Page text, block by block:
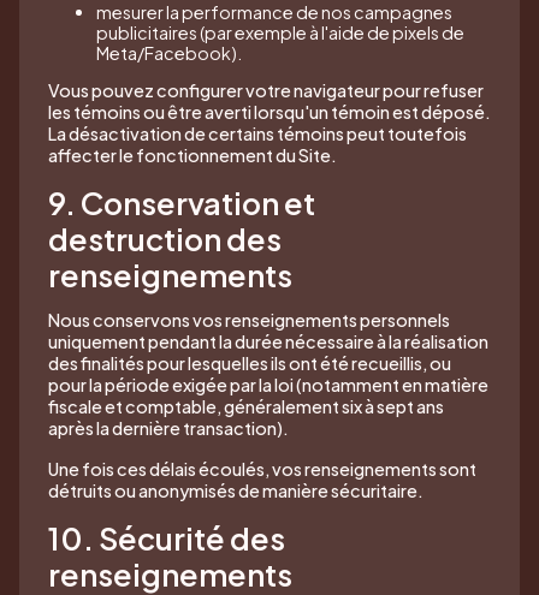
mesurer la performance de nos campagnes
publicitaires (par exemple à l'aide de pixels de
Meta/Facebook).
Vous pouvez configurer votre navigateur pour refuser
les témoins ou être averti lorsqu'un témoin est déposé.
La désactivation de certains témoins peut toutefois
affecter le fonctionnement du Site.
9. Conservation et
destruction des
renseignements
Nous conservons vos renseignements personnels
uniquement pendant la durée nécessaire à la réalisation
des finalités pour lesquelles ils ont été recueillis, ou
pour la période exigée par la loi (notamment en matière
fiscale et comptable, généralement six à sept ans
après la dernière transaction).
Une fois ces délais écoulés, vos renseignements sont
détruits ou anonymisés de manière sécuritaire.
10. Sécurité des
renseignements